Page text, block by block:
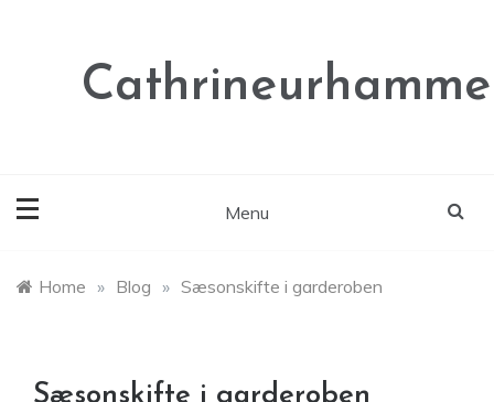
Menu
Home » Blog » Sæsonskifte i garderoben
Sæsonskifte i garderoben